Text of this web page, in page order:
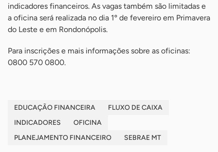
indicadores financeiros. As vagas também são limitadas e
a oficina será realizada no dia 1º de fevereiro em Primavera
do Leste e em Rondonópolis.
Para inscrições e mais informações sobre as oficinas:
0800 570 0800.
EDUCAÇÃO FINANCEIRA
FLUXO DE CAIXA
INDICADORES
OFICINA
PLANEJAMENTO FINANCEIRO
SEBRAE MT